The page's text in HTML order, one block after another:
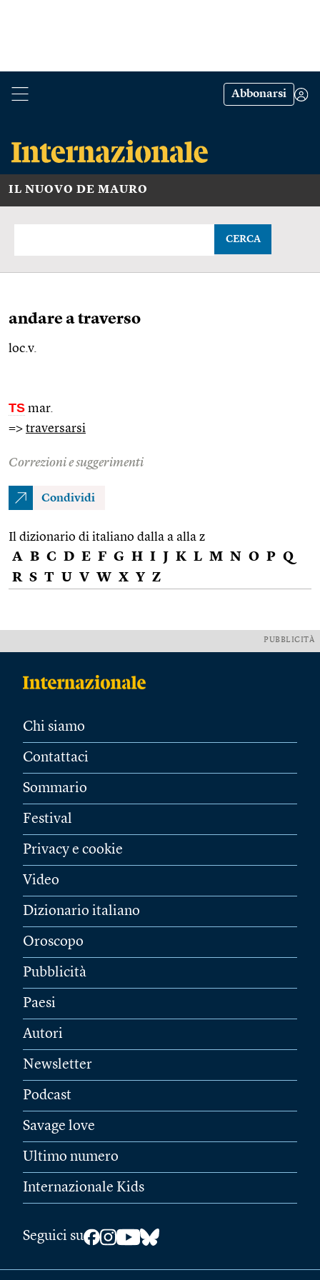
Abbonarsi
IL NUOVO DE MAURO
CERCA
andare a traverso
loc.v.
TS mar.
=> traversarsi
Correzioni e suggerimenti
Condividi
Il dizionario di italiano dalla a alla z
A B C D E F G H I J K L M N O P Q
R S T U V W X Y Z
PUBBLICITÀ
Chi siamo
Contattaci
Sommario
Festival
Privacy e cookie
Video
Dizionario italiano
Oroscopo
Pubblicità
Paesi
Autori
Newsletter
Podcast
Savage love
Ultimo numero
Internazionale Kids
Seguici su